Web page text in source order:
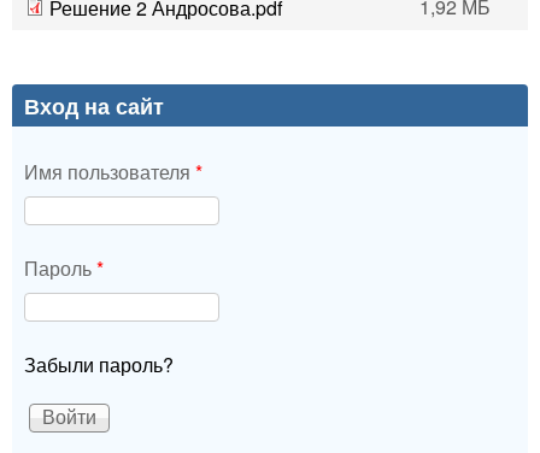
Решение 2 Андросова.pdf
1,92 МБ
Вход на сайт
Имя пользователя *
Пароль*
Забыли пароль?